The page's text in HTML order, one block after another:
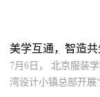
美学互通，智造
7月6日， 北京服装
湾设计小镇总部开展